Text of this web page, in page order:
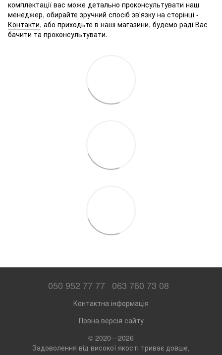
комплектації вас може детально проконсультувати наш
менеджер, обирайте зручний спосіб зв'язку на сторінці -
Контакти, або приходьте в наші магазини, будемо раді Вас
бачити та проконсультувати.
050 952 77 77 063 760 73 08
Контактна інформація
Повна версія сайту
© 2020—2026
Задоволення від високої якості триває довше,